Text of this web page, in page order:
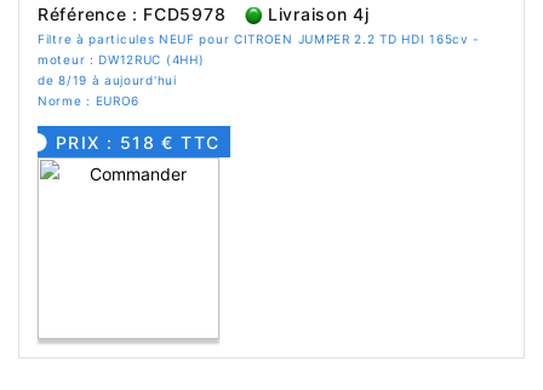
Référence : FCD5978 Livraison 4j
Filtre à particules NEUF pour CITROEN JUMPER 2.2 TD HDI 165cv -
moteur : DW12RUC (4HH)
de 8/19 à aujourd'hui
Norme : EURO6
PRIX : 518 € TTC